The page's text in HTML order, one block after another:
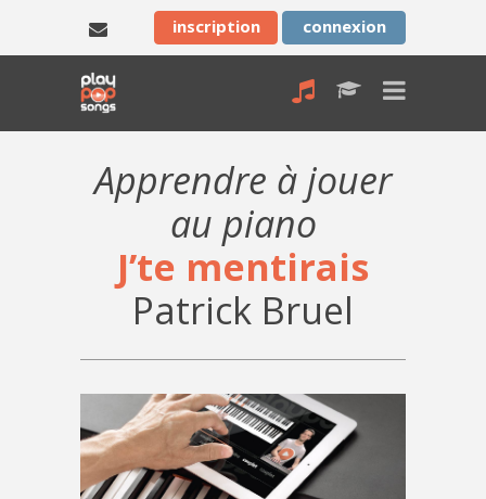
inscription connexion
Apprendre à jouer
au piano
J’te mentirais
Patrick Bruel